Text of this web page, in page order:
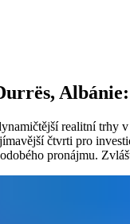
realitní trhy
čtvrti pro
pronájmu.